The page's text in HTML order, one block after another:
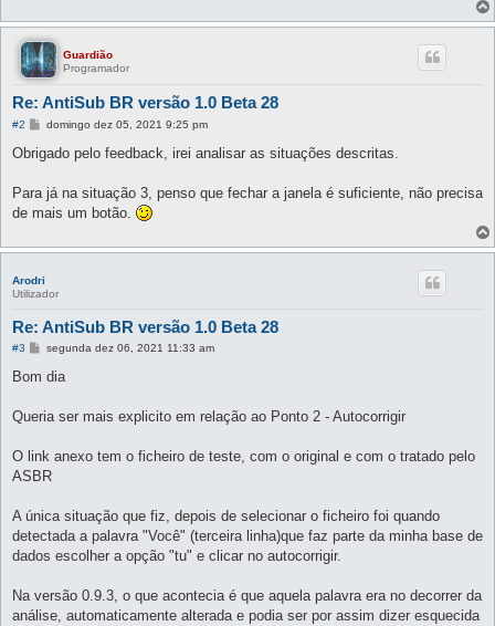
Guardião
Programador
Re: AntiSub BR versão 1.0 Beta 28
#2
M
n
s
g
e
m
domingo dez 05, 2021 9:25 pm
Obrigado pelo feedback, irei analisar as situações descritas.
Para já na situação 3, penso que fechar a janela é suficiente, não precisa
de mais um botão.
Arodri
Utilizador
Re: AntiSub BR versão 1.0 Beta 28
#3
M
n
g
segunda dez 06, 2021 11:33 am
Bom dia
Queria ser mais explicito em relação ao Ponto 2 - Autocorrigir
O link anexo tem o ficheiro de teste, com o original e com o tratado pelo
ASBR
A única situação que fiz, depois de selecionar o ficheiro foi quando
detectada a palavra "Você" (terceira linha)que faz parte da minha base de
dados escolher a opção "tu" e clicar no autocorrigir.
Na versão 0.9.3, o que acontecia é que aquela palavra era no decorrer da
análise, automaticamente alterada e podia ser por assim dizer esquecida